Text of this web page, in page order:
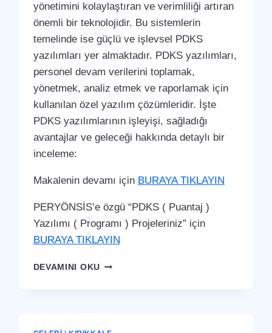
yönetimini kolaylaştıran ve verimliliği artıran
önemli bir teknolojidir. Bu sistemlerin
temelinde ise güçlü ve işlevsel PDKS
yazılımları yer almaktadır. PDKS yazılımları,
personel devam verilerini toplamak,
yönetmek, analiz etmek ve raporlamak için
kullanılan özel yazılım çözümleridir. İşte
PDKS yazılımlarının işleyişi, sağladığı
avantajlar ve geleceği hakkında detaylı bir
inceleme:
Makalenin devamı için BURAYA TIKLAYIN
PERYÖNSİS’e özgü “PDKS ( Puantaj )
Yazılımı ( Programı ) Projeleriniz” için
BURAYA TIKLAYIN
DEVAMINI OKUÇELEBI